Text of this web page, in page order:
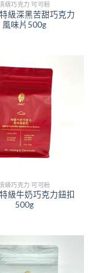
級巧克力 可可粉
級深黑苦甜巧克力
風味片500g
級巧克力 可可粉
級牛奶巧克力鈕扣
500g